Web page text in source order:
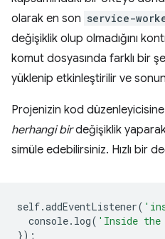
olarak en son service-
değişiklik olup olmadığını
komut dosyasında farklı bir
yüklenip etkinleştirilir ve
Projenizin kod
herhangi birdeğişiklik yaparak
simüle edebilirsiniz. Hızlı bir
self.addEventListener(
console. log( 'Inside
});